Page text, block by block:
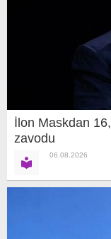
İlon Maskdan
zavodu
06.08.2026